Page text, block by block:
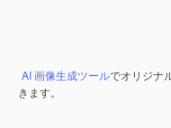
AI 画像生成ツールでオリジナ
きます。